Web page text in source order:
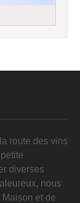
route des vins
diverses
nous
et de